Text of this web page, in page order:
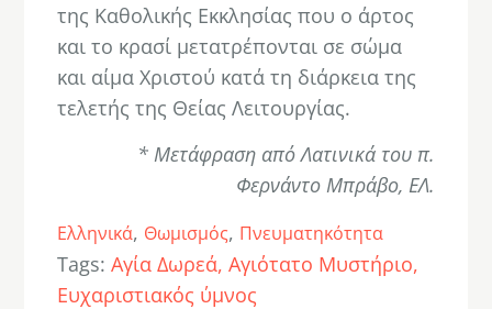
της Καθολικής Εκκλησίας που ο άρτος
και το κρασί μετατρέπονται σε σώμα
και αίμα Χριστού κατά τη διάρκεια της
τελετής της Θείας Λειτουργίας.
* Μετάφραση από Λατινικά του π.
Φερνάντο Μπράβο, ΕΛ.
Ελληνικά, Θωμισμός, Πνευματηκότητα
Tags:Αγία Δωρεά Αγιότατο Μυστήριο
Ευχαριστιακός ύμνος